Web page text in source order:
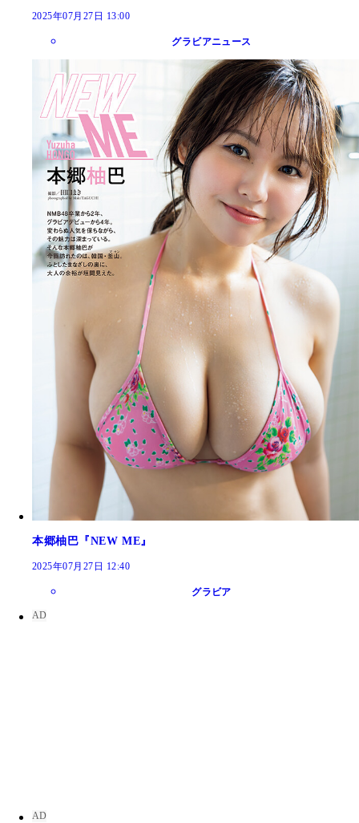
2025年07月27日 13:00
グラビアニュース
本郷柚巴『NEW ME』
2025年07月27日 12:40
グラビア